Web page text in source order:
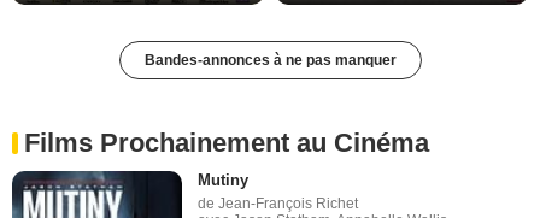
Bandes-annonces à ne pas manquer
Films Prochainement au Cinéma
Mutiny
de Jean-François Richet